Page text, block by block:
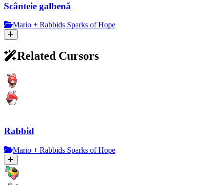
Scânteie galbenă
Mario + Rabbids Sparks of Hope
Related Cursors
Rabbid
Mario + Rabbids Sparks of Hope